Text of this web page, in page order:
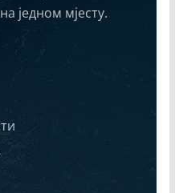
једном мјесту.